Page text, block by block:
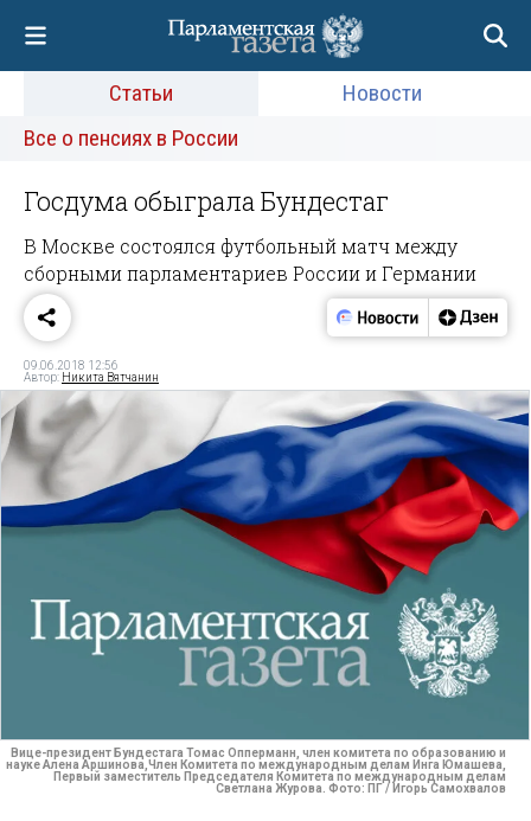
Статьи
Новости
Все о пенсиях в России
Госдума обыграла Бундестаг
В Москве состоялся футбольный матч между
сборными парламентариев России и Германии
09.06.2018 12:56
Автор: Никита Вятчанин
Вице-президент Бундестага Томас Опперманн, член комитета по образованию и
науке Алена Аршинова,Член Комитета по международным делам Инга Юмашева,
Первый заместитель Председателя Комитета по международным делам
Светлана Журова. Фото: ПГ / Игорь Самохвалов